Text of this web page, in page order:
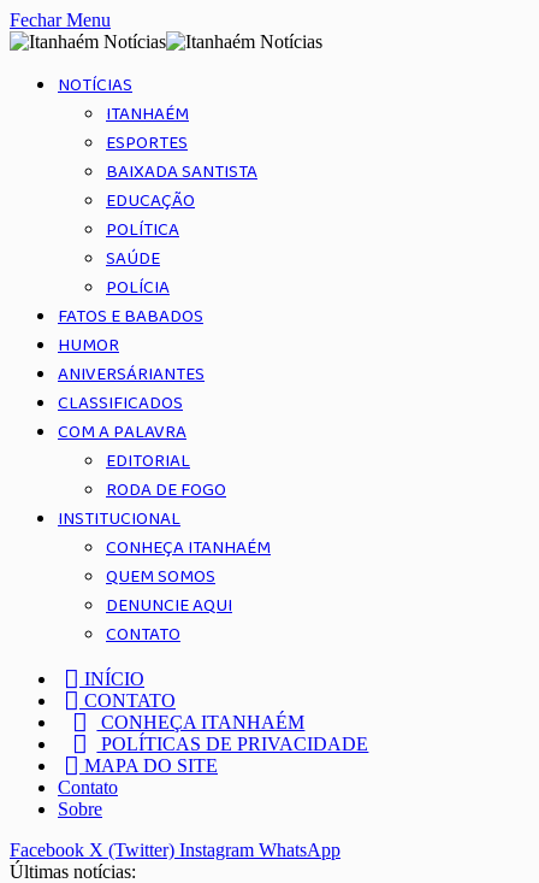
Fechar Menu
NOTÍCIAS
ITANHAÉM
ESPORTES
BAIXADA SANTISTA
EDUCAÇÃO
POLÍTICA
SAÚDE
POLÍCIA
FATOS E BABADOS
HUMOR
ANIVERSÁRIANTES
CLASSIFICADOS
COM A PALAVRA
EDITORIAL
RODA DE FOGO
INSTITUCIONAL
CONHEÇA ITANHAÉM
QUEM SOMOS
DENUNCIE AQUI
CONTATO
INÍCIO
CONTATO
CONHEÇA ITANHAÉM
POLÍTICAS DE PRIVACIDADE
MAPA DO SITE
Contato
Sobre
Facebook X (Twitter) Instagram WhatsApp
Últimas notícias: